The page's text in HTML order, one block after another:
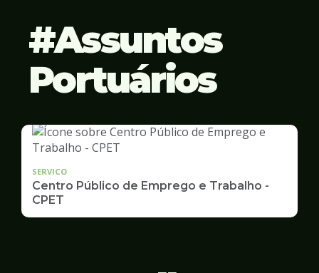
Assuntos
Portuários
SERVICO
Centro Público de Emprego e Trabalho -
CPET